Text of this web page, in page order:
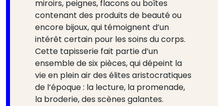
miroirs, peignes, flacons ou boîtes
contenant des produits de beauté ou
encore bijoux, qui témoignent d’un
intérêt certain pour les soins du corps.
Cette tapisserie fait partie d’un
ensemble de six pièces, qui dépeint la
vie en plein air des élites aristocratiques
de l’époque : la lecture, la promenade,
la broderie, des scènes galantes.